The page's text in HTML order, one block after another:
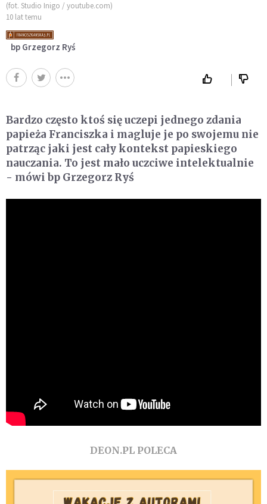
(fot. Studio Inigo / youtube.com)
10 lat temu
bp Grzegorz Ryś
Bardzo często ktoś się uczepi jednego zdania
papieża Franciszka i magluje je po swojemu nie
patrząc jaki jest cały kontekst papieskiego
nauczania. To jest mało uczciwe intelektualnie
- mówi bp Grzegorz Ryś
DEON.PL POLECA